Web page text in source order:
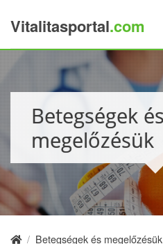
Vitalitasportal.com
Betegségek és
megelőzésük
/ Betegségek és megelőzésük
×